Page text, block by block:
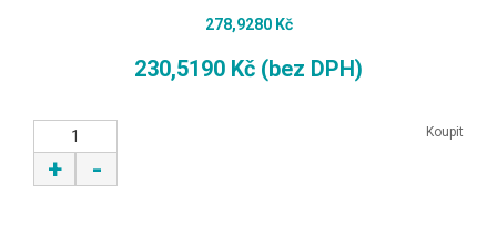
278,9280 Kč
230,5190 Kč (bez DPH)
+ -
Koupit